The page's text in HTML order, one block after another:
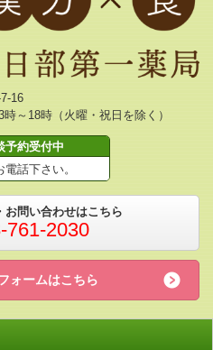
16
～18時（火曜・祝日を除く）
予約受付中
話下さい。
お問い合わせはこちら
761-2030
ォームはこちら